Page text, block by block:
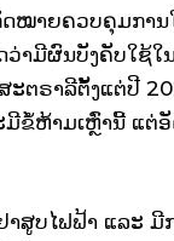
ໝາຍຄວບຄຸມການ
ວ່າມີຜົນບັງຄັບໃຊ້
ຕຣາລີຕັ້ງແຕ່ປີ
ມີຂໍ້ຫ້າມເຫຼົ່ານີ້ ແຕ່
ສູບໄຟຟ້າ ແລະ ມີ